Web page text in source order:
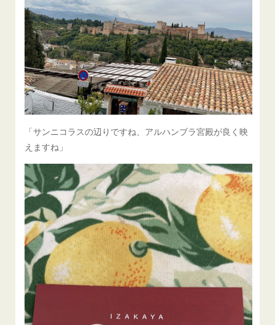
「サンニコラスの辺りですね、アルハンブラ宮殿が良く映
えますね」